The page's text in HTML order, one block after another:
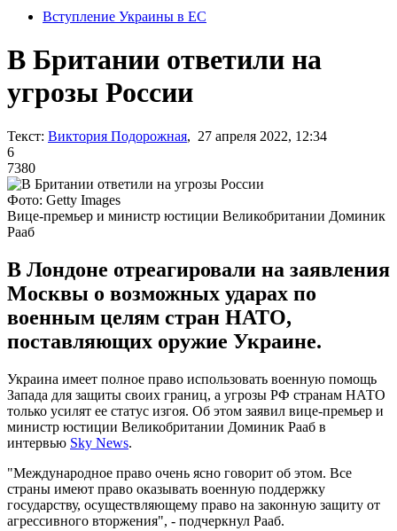
Вступление Украины в ЕС
В Британии ответили на
угрозы России
Текст: Виктория Подорожная, 27 апреля 2022, 12:34
6
7380
Фото: Getty Images
Вице-премьер и министр юстиции Великобритании Доминик
Рааб
В Лондоне отреагировали на заявления
Москвы о возможных ударах по
военным целям стран НАТО,
поставляющих оружие Украине.
Украина имеет полное право использовать военную помощь
Запада для защиты своих границ, а угрозы РФ странам НАТО
только усилят ее статус изгоя. Об этом заявил вице-премьер и
министр юстиции Великобритании Доминик Рааб в
интервью Sky News.
"Международное право очень ясно говорит об этом. Все
страны имеют право оказывать военную поддержку
государству, осуществляющему право на законную защиту от
агрессивного вторжения", - подчеркнул Рааб.